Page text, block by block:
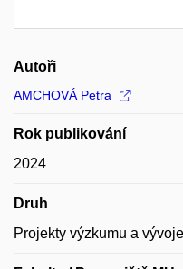
Autoři
AMCHOVÁ Petra
Rok publikování
2024
Druh
Projekty výzkumu a vývoje